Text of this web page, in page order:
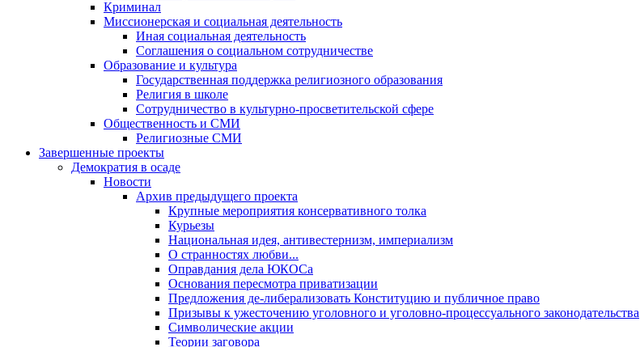
Криминал
Миссионерская и социальная деятельность
Иная социальная деятельность
Соглашения о социальном сотрудничестве
Образование и культура
Государственная поддержка религиозного образования
Религия в школе
Сотрудничество в культурно-просветительской сфере
Общественность и СМИ
Религиозные СМИ
Завершенные проекты
Демократия в осаде
Новости
Архив предыдущего проекта
Крупные мероприятия консервативного толка
Курьезы
Национальная идея, антивестернизм, империализм
О странностях любви...
Оправдания дела ЮКОСа
Основания пересмотра приватизации
Предложения де-либерализовать Конституцию и публичное право
Призывы к ужесточению уголовного и уголовно-процессуального законодательства
Символические акции
Теории заговора